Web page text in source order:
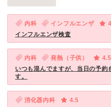
内科 インフルエンザ
インフルエンザ検査
内科 発熱（子供）
4.5
いつも混んでますが、当日の予約
す。
消化器内科
4.5